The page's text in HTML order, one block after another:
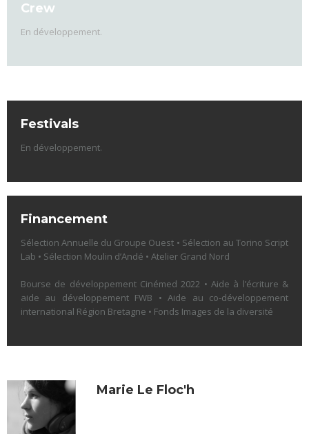
Crew
En développement.
Festivals
En développement.
Financement
Sélection Annuelle du Groupe Ouest • Sélection au Torino Script
Lab • Sélection Moulin d’Andé • Atelier Grand Nord
Bourse de développement Cinémed 2022 • Aide à l’écriture &
aide au développement FWB • Aide au co-développement
international Région Bretagne • Fonds Images de la diversité
Marie Le Floc'h